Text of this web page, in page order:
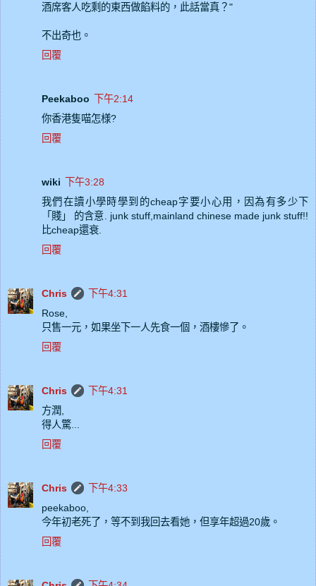
酒席客人吃剩的東西做餡料的，此話當真？"
不出奇也。
回覆
Peekaboo
下午2:14
你香港隻喵怎様?
回覆
wiki
下午3:28
我們在讀小學時學到的cheap字要小心用，因為有多少下
「賤」 的含意. junk stuff,mainland chinese made junk stuff!!
比cheap還衰.
回覆
Chris
下午4:31
Rose,
只售一元，如果坐下一人先食一個，酒樓慘了。
回覆
Chris
下午4:31
方潤,
得人驚...
回覆
Chris
下午4:33
peekaboo,
今年初老死了，等不到我回去看她，但享年超過20歲。
回覆